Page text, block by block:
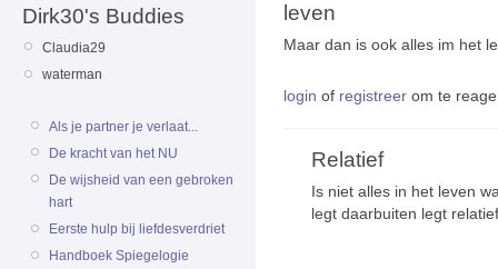
Dirk30's Buddies
Claudia29
waterman
Als je partner je verlaat...
De kracht van het NU
De wijsheid van een gebroken
hart
Eerste hulp bij liefdesverdriet
Handboek Spiegelogie
leven
Maar dan is ook alles im het
login of registreer om te
Relatief
Is niet alles in het leven
legt daarbuiten legt